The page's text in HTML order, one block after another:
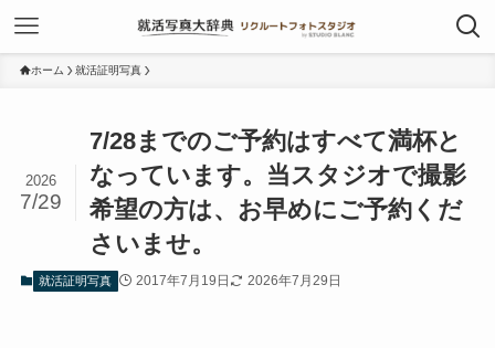
ホーム 就活証明写真
7/28までのご予約はすべて満杯と
なっています。当スタジオで撮影
希望の方は、お早めにご予約くだ
さいませ。
2026
7/29
就活証明写真 2017年7月19日 2026年7月29日